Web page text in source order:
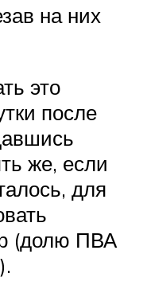
на них
это
после
же, если
для
(долю ПВА